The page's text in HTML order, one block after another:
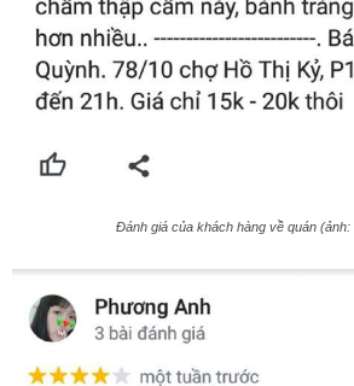
Đánh giá của khách hàng về quán (ảnh: